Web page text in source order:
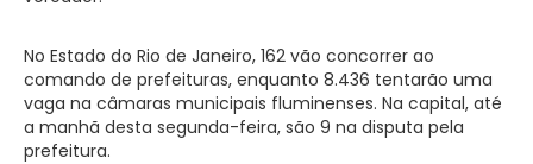
No Estado do Rio de Janeiro, 162 vão concorrer ao
comando de prefeituras, enquanto 8.436 tentarão uma
vaga na câmaras municipais fluminenses. Na capital, até
a manhã desta segunda-feira, são 9 na disputa pela
prefeitura.